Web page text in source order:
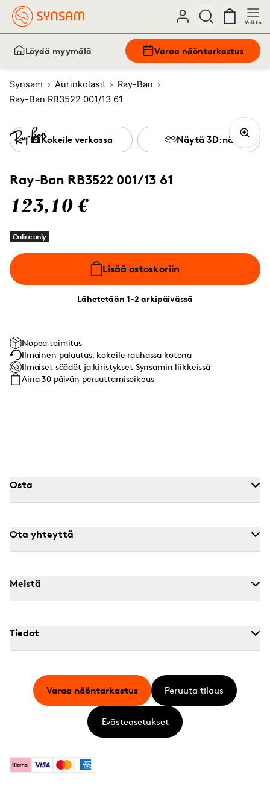
Valikko
Löydä myymälä Varaa näöntarkastus
Synsam Aurinkolasit
Ray-Ban
Ray-Ban RB3522 001/13 61
Ray-Ban RB3522 001/13 61
123,10 €
Online only
Lisää ostoskoriin
Lähetetään 1-2 arkipäivässä
Kokeile verkossa Näytä 3D:nä
Nopea toimitus
Ilmainen palautus, kokeile rauhassa kotona
Ilmaiset säädöt ja kiristykset Synsamin liikkeissä
Aina 30 päivän peruuttamisoikeus
Osta
Ota yhteyttä
Meistä
Tiedot
KlarnaVisa MastercardAmerican Express
Varaa näöntarkastus Peruuta tilaus
Evästeasetukset